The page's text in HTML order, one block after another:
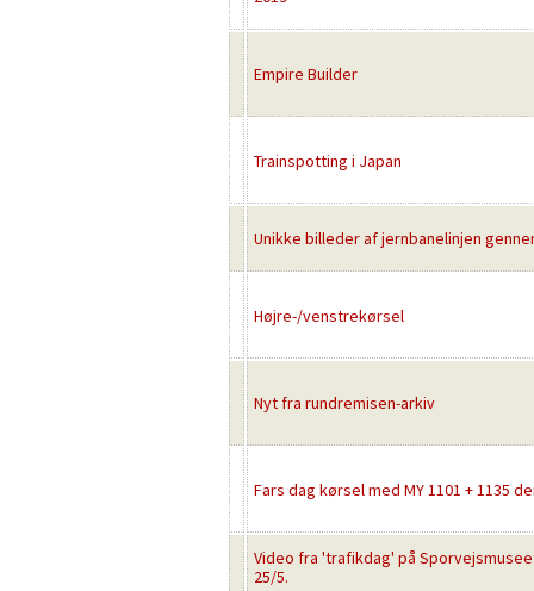
Empire Builder
Trainspotting i Japan
Unikke billeder af jernbanelinjen
Højre-/venstrekørsel
Nyt fra rundremisen-arkiv
Fars dag kørsel med MY 1101 + 1135
Video fra 'trafikdag' på
25/5.